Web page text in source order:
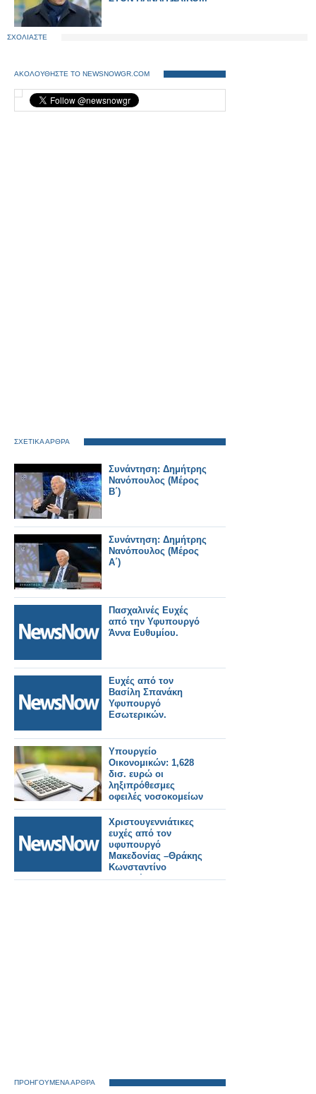
ΣΧΟΛΙΑΣΤΕ
ΑΚΟΛΟΥΘΗΣΤΕ ΤΟ NEWSNOWGR.COM
ΣΧΕΤΙΚΑ ΑΡΘΡΑ
Συνάντηση: Δημήτρης
Νανόπουλος (Μέρος
Β΄)
Συνάντηση: Δημήτρης
Νανόπουλος (Μέρος
Α΄)
Πασχαλινές Ευχές
από την Υφυπουργό
Άννα Ευθυμίου.
Ευχές από τον
Βασίλη Σπανάκη
Υφυπουργό
Εσωτερικών.
Υπουργείο
Οικονομικών: 1,628
δισ. ευρώ οι
ληξιπρόθεσμες
οφειλές νοσοκομείων
και ΕΟΠΥΥ το 2025
Χριστουγεννιάτικες
ευχές από τον
υφυπουργό
Μακεδονίας –Θράκης
Κωνσταντίνο
Γκιουλέκα
ΠΡΟΗΓΟΥΜΕΝΑ ΑΡΘΡΑ